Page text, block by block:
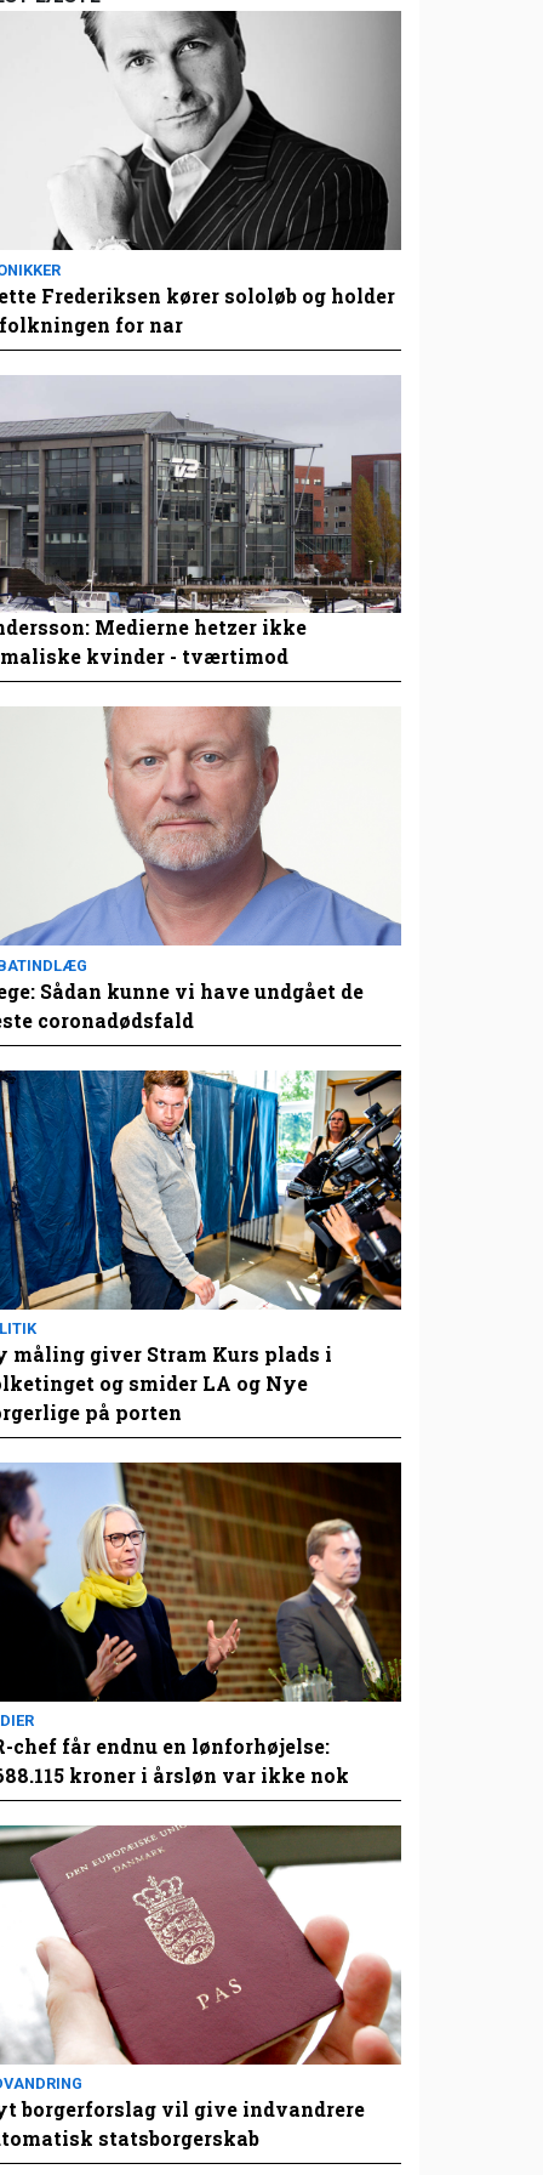
Frederiksen kører sololøb og holder
for nar
Medierne hetzer ikke
kvinder - tværtimod
Sådan kunne vi have undgået de
coronadødsfald
måling giver Stram Kurs plads i
og smider LA og Nye
på porten
chef får endnu en lønforhøjelse:
kroner i årsløn var ikke nok
borgerforslag vil give indvandrere
statsborgerskab